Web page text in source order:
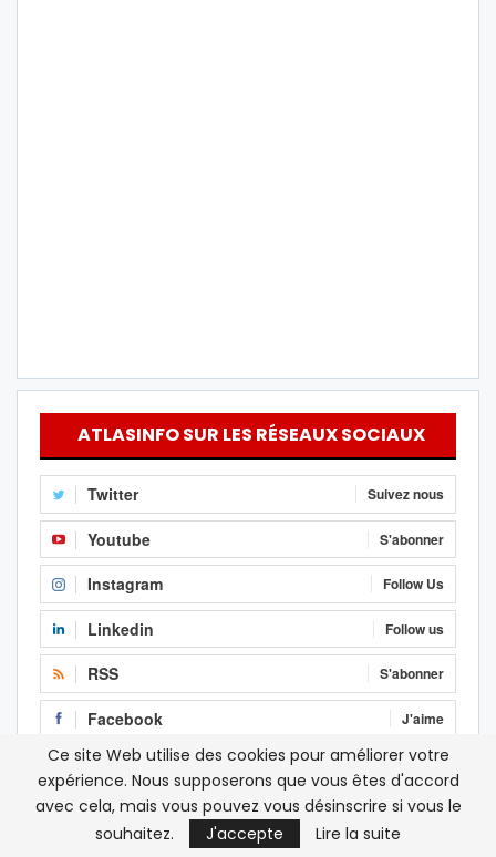
ATLASINFO SUR LES RÉSEAUX SOCIAUX
Twitter Suivez nous
Youtube S'abonner
Instagram Follow Us
Linkedin Follow us
RSS S'abonner
Facebook J'aime
Ce site Web utilise des cookies pour améliorer votre
expérience. Nous supposerons que vous êtes d'accord
avec cela, mais vous pouvez vous désinscrire si vous le
souhaitez.
J'accepte Lire la suite